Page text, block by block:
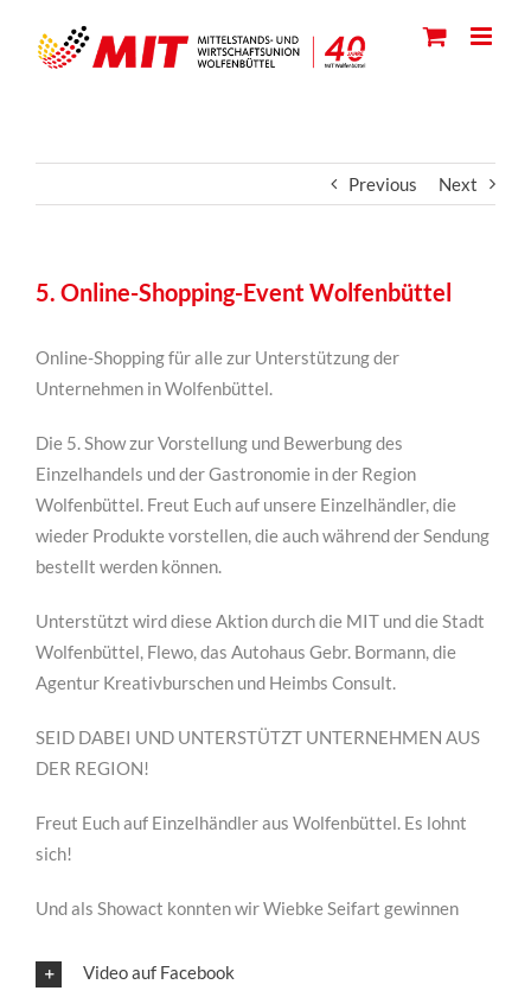
content
Previous Next
5. Online-Shopping-Event Wolfenbüttel
Online-Shopping für alle zur Unterstützung der
Unternehmen in Wolfenbüttel.
Die 5. Show zur Vorstellung und Bewerbung des
Einzelhandels und der Gastronomie in der Region
Wolfenbüttel. Freut Euch auf unsere Einzelhändler, die
wieder Produkte vorstellen, die auch während der Sendung
bestellt werden können.
Unterstützt wird diese Aktion durch die MIT und die Stadt
Wolfenbüttel, Flewo, das Autohaus Gebr. Bormann, die
Agentur Kreativburschen und Heimbs Consult.
SEID DABEI UND UNTERSTÜTZT UNTERNEHMEN AUS
DER REGION!
Freut Euch auf Einzelhändler aus Wolfenbüttel. Es lohnt
sich!
Und als Showact konnten wir Wiebke Seifart gewinnen
Video auf Facebook